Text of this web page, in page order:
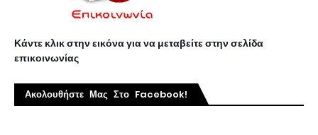
Κάντε κλικ στην εικόνα για να μεταβείτε στην σελίδα
επικοινωνίας
Ακολουθήστε Μας Στο Facebook!